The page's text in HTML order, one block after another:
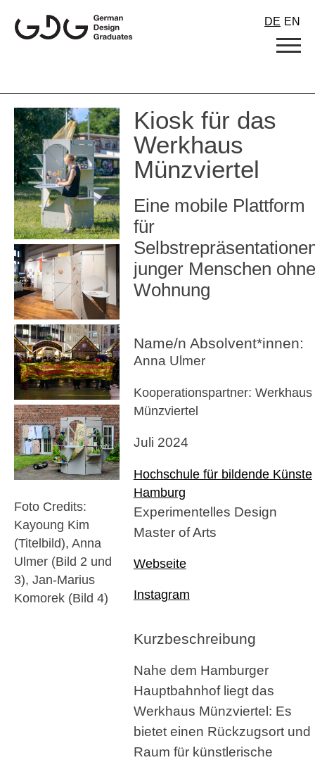
content
DE EN
Foto Credits:
Kayoung Kim
(Titelbild), Anna
Ulmer (Bild 2 und
3), Jan-Marius
Komorek (Bild 4)
Kiosk für das
Werkhaus
Münzviertel
Eine mobile Plattform
für
junger Menschen ohne
Wohnung
Name/n Absolvent*innen:
Anna Ulmer
Kooperationspartner: Werkhaus
Münzviertel
Juli 2024
Hochschule für bildende Künste
Hamburg
Experimentelles Design
Master of Arts
Webseite
Instagram
Kurzbeschreibung
Nahe dem Hamburger
Hauptbahnhof liegt das
Werkhaus Münzviertel: Es
bietet einen Rückzugsort und
Raum für künstlerische